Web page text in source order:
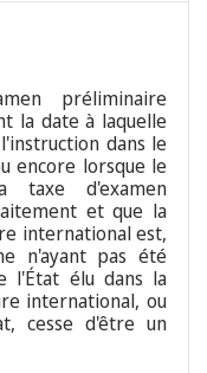
préliminaire
la date à laquelle
dans le
encore lorsque le
taxe d'examen
et que la
international est,
n'ayant pas été
l'État élu dans la
international, ou
cesse d'être un